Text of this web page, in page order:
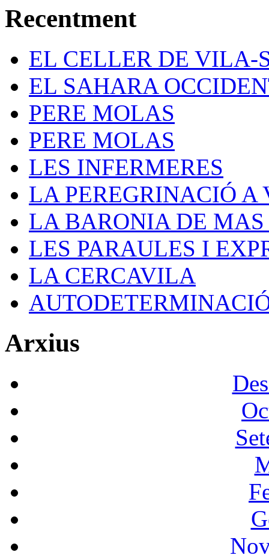
Recentment
EL CELLER DE VILA-
EL SAHARA
PERE MOLAS
PERE MOLAS
LES INFERMERES
LA PEREGRINACIÓ A
LA BARONIA DE
LES PARAULES I
LA CERCAVILA
Arxius